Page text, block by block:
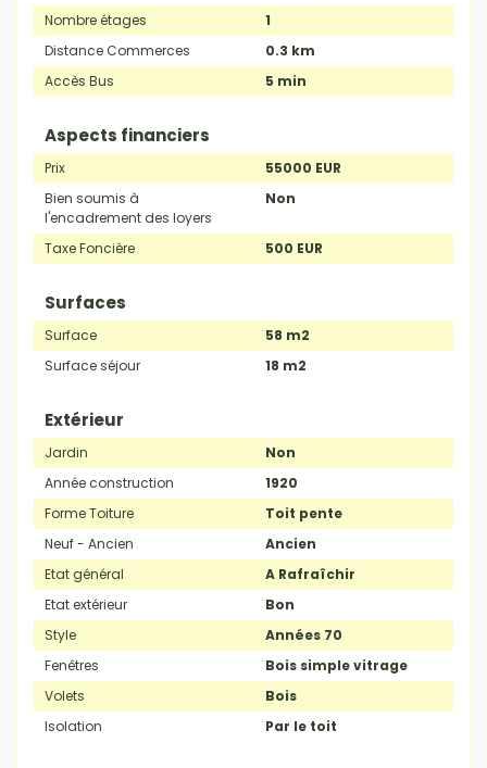
Nombre étages
1
Distance Commerces
0.3 km
Accès Bus
5 min
Aspects financiers
Prix
55000 EUR
Bien soumis à
l'encadrement des loyers
Non
Taxe Foncière 500 EUR
Surfaces
Surface
58 m2
Surface séjour
18 m2
Extérieur
Jardin
Non
Année construction
1920
Forme Toiture
Toit pente
Neuf - Ancien
Ancien
Etat général
A Rafraîchir
Etat extérieur
Bon
Style
Années 70
Fenêtres
Bois simple vitrage
Volets
Bois
Isolation
Par le toit